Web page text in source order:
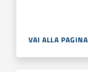
VAI ALLA PAGINA